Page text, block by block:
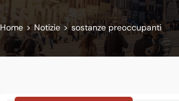
Home > Notizie > sostanze preoccupanti